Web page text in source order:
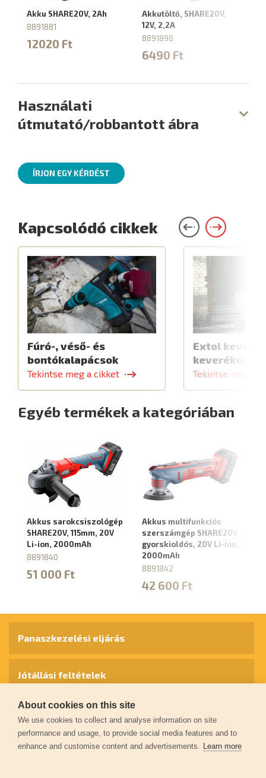
Akku SHARE20V, 2Ah
8891881
12020 Ft
Akkutöltő, SHARE20V,
12V, 2,2A
8891898
6490 Ft
Használati
útmutató/robbantott ábra
ÍRJON EGY KÉRDÉST
Kapcsolódó cikkek
Fúró-, véső- és
bontókalapácsok
Tekintse meg a cikket
Extol
Tekintse meg a
Egyéb termékek a kategóriában
Akkus sarokcsiszológép
SHARE20V, 115mm, 20V
Li-ion, 2000mAh
8891840
51 000 Ft
Akkus multifunkciós
szerszámgép SHARE20V,
gyorskioldós, 20V Li-ion,
2000mAh
8891842
42 600 Ft
Panaszkezelési eljárás
Jótállási feltételek
Személyes adatok védelme
Kapcsolat
About cookies on this site
We use cookies to collect and analyse information on site
performance and usage, to provide social media features and to
enhance and customise content and advertisements. Learn more